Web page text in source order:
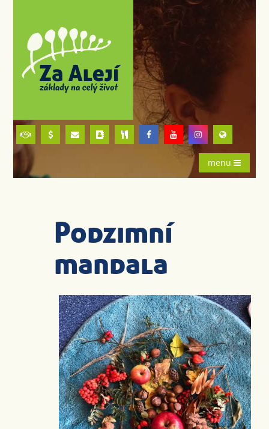
menu
Podzimní
mandala